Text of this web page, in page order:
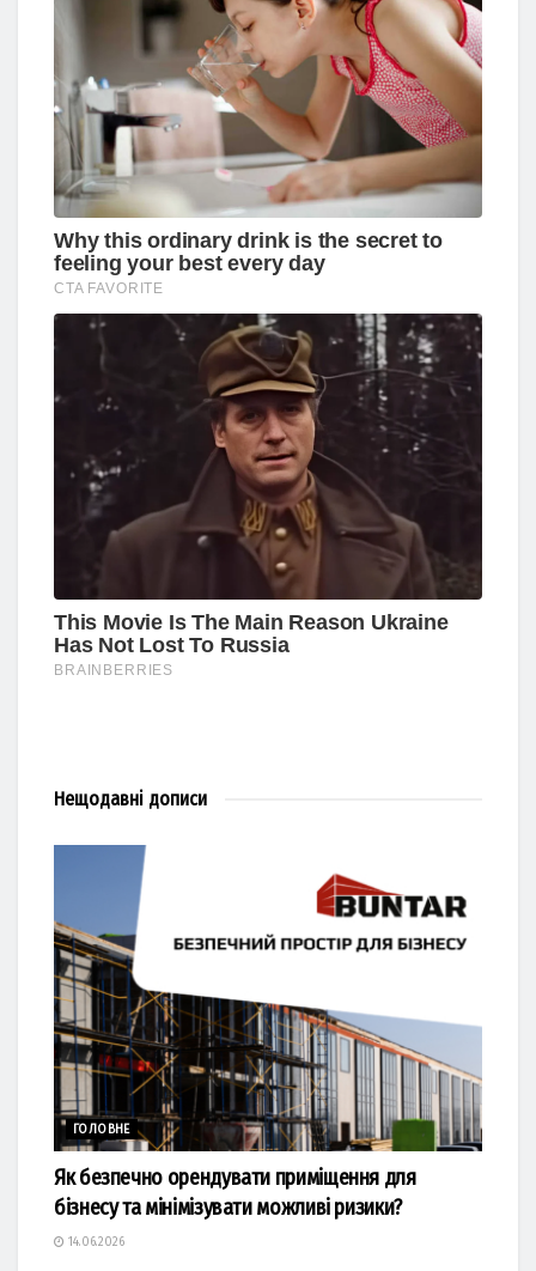
Нещодавні дописи
ГОЛОВНЕ
Як безпечно орендувати приміщення для
бізнесу та мінімізувати можливі ризики?
14.06.2026